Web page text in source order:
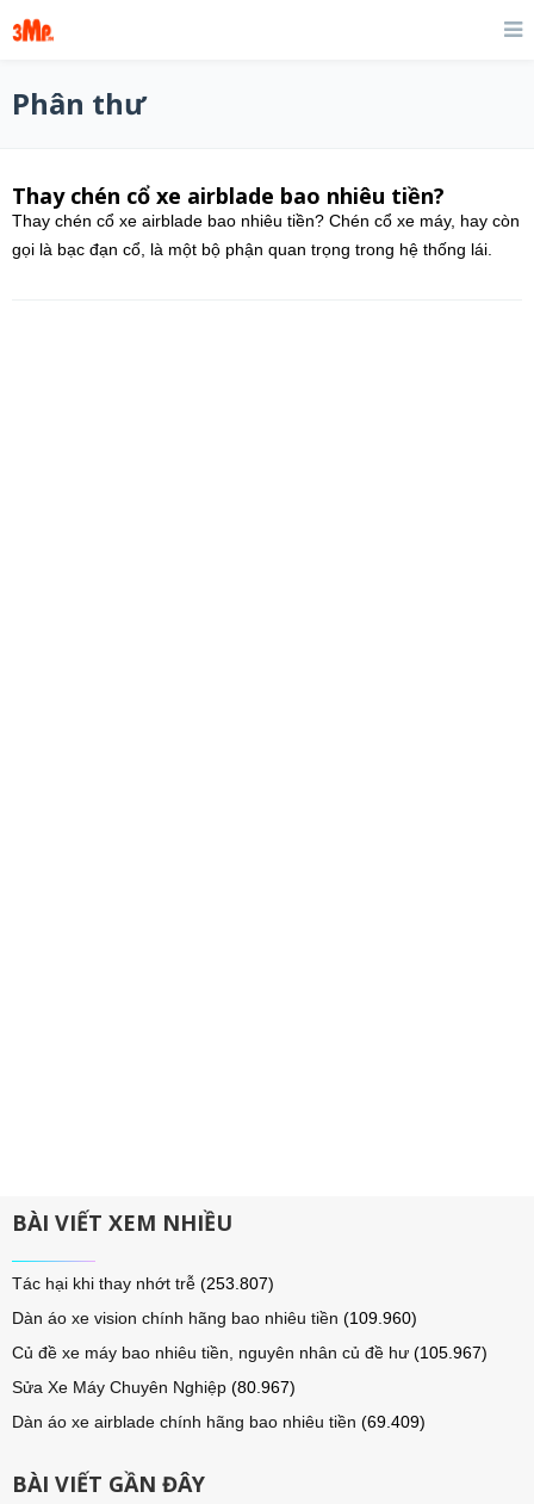
Phân thư
Thay chén cổ xe airblade bao nhiêu tiền?
Thay chén cổ xe airblade bao nhiêu tiền? Chén cổ xe máy, hay còn
gọi là bạc đạn cổ, là một bộ phận quan trọng trong hệ thống lái.
BÀI VIẾT XEM NHIỀU
Tác hại khi thay nhớt trễ (253.807)
Dàn áo xe vision chính hãng bao nhiêu tiền (109.960)
Củ đề xe máy bao nhiêu tiền, nguyên nhân củ đề hư (105.967)
Sửa Xe Máy Chuyên Nghiệp (80.967)
Dàn áo xe airblade chính hãng bao nhiêu tiền (69.409)
BÀI VIẾT GẦN ĐÂY